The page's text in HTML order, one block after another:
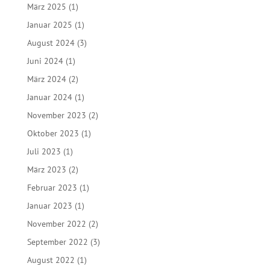
März 2025 (1)
Januar 2025 (1)
August 2024(3)
Juni 2024(1)
März 2024(2)
Januar 2024(1)
November 2023 (2)
Oktober 2023 (1)
Juli 2023 (1)
März 2023 (2)
Februar 2023 (1)
Januar 2023 (1)
November 2022 (2)
September 2022 (3)
August 2022 (1)